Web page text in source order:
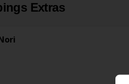
Extras